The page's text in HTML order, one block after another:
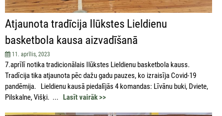
Atjaunota tradīcija Ilūkstes Lieldienu
basketbola kausa aizvadīšanā
11. aprīlis, 2023
7.aprīlī notika tradicionālais Ilūkstes Lieldienu basketbola kauss.
Tradīcija tika atjaunota pēc dažu gadu pauzes, ko izraisīja Covid-19
pandēmija. Lieldienu kausā piedalījās 4 komandas: Līvānu buki, Dviete,
Pilskalne, Višķi. ... Lasīt vairāk >>